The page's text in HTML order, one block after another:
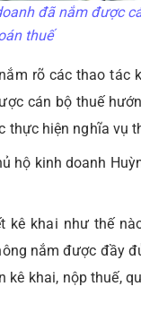
đã nắm được
thuế
rõ các thao tác
cán bộ thuế
hiện nghĩa vụ
hộ kinh doanh
kê khai như thế
nắm được đầy
khai, nộp thuế,